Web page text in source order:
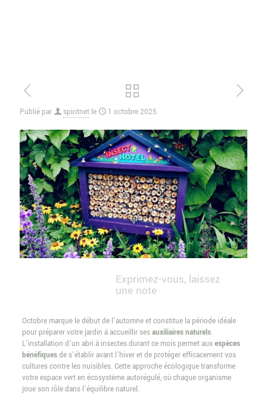
Publié par spiritnet le 1 octobre 2025
Exprimez-vous, laissez
une note
Octobre marque le début de l’automne et constitue la période idéale
pour préparer votre jardin à accueillir sesauxiliaires naturels.
L’installation d’un abri à insectes durant ce mois permet auxespèces
bénéfiquesde s’établir avant l’hiver et de protéger efficacement vos
cultures contre les nuisibles. Cette approche écologique transforme
votre espace vert en écosystème autorégulé, où chaque organisme
joue son rôle dans l’équilibre naturel.